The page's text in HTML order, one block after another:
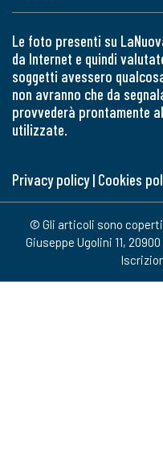
Le foto presenti su
da Internet e quindi
soggetti avessero
non avranno che da
provvederà prontamente
utilizzate.
Privacy policy| Cookies
© Gli articoli sono coperti
Giuseppe Ugolini 11,